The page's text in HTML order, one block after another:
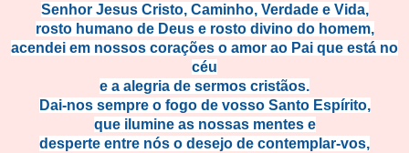
Senhor Jesus Cristo, Caminho, Verdade e Vida,
rosto humano de Deus e rosto divino do homem,
acendei em nossos corações o amor ao Pai que está no
céu
e a alegria de sermos cristãos.
Dai-nos sempre o fogo de vosso Santo Espírito,
que ilumine as nossas mentes e
desperte entre nós o desejo de contemplar-vos,